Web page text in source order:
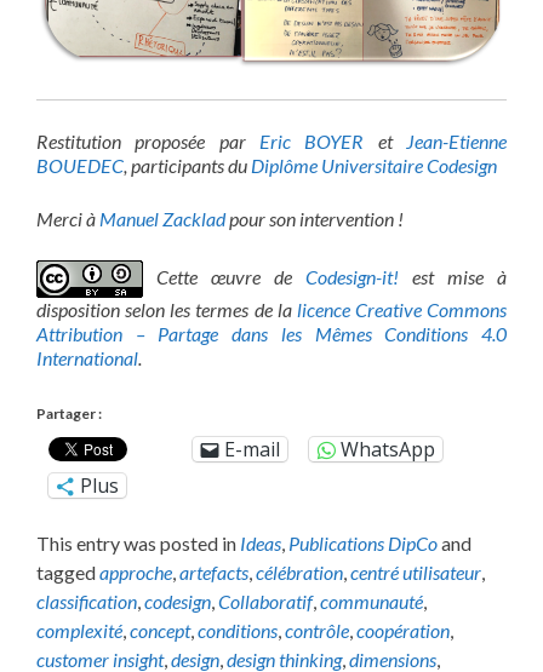
Restitution proposée par Eric BOYER et
Jean-Etienne
BOUEDEC, participants du Diplôme Universitaire Codesign
Merci à Manuel Zackladpour son intervention !
Cette œuvre de Codesign-it! est mise à
disposition selon les termes de la licence Creative Commons
Attribution – Partage dans les Mêmes Conditions 4.0
International.
Partager :
E-mail
WhatsApp
Plus
This entry was posted in Ideas, Publications DipCoand
taggedapproche,artefacts,célébration,centré utilisateur,
classification,codesign,Collaboratif,communauté,
complexité,concept,conditions,contrôle,coopération,
customer insight,design,design thinking,dimensions,